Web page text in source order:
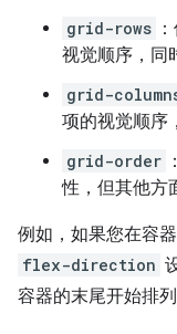
grid-rows
视觉顺序，同
grid-
项的视觉顺序
grid-order
性，但其他方
例如，如果您在容
flex-direction
容器的末尾开始排